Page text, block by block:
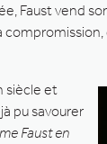
vend
siècle et
pu savourer
Faust en